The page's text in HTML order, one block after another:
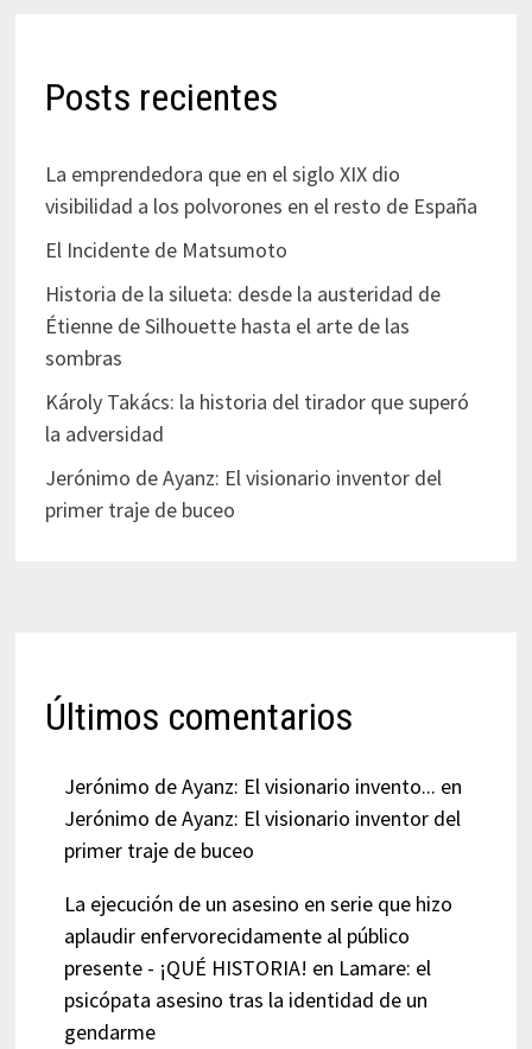
Posts recientes
La emprendedora que en el siglo XIX dio
visibilidad a los polvorones en el resto de España
El Incidente de Matsumoto
Historia de la silueta: desde la austeridad de
Étienne de Silhouette hasta el arte de las
sombras
Károly Takács: la historia del tirador que superó
la adversidad
Jerónimo de Ayanz: El visionario inventor del
primer traje de buceo
Últimos comentarios
Jerónimo de Ayanz: El visionario invento... en
Jerónimo de Ayanz: El visionario inventor del
primer traje de buceo
La ejecución de un asesino en serie que hizo
aplaudir enfervorecidamente al público
presente - ¡QUÉ HISTORIA! en Lamare: el
psicópata asesino tras la identidad de un
gendarme